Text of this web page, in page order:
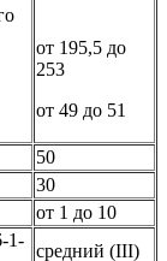
от 195,5 до
253
от 49 до 51
50
30
от 1 до 10
1-
средний (III)